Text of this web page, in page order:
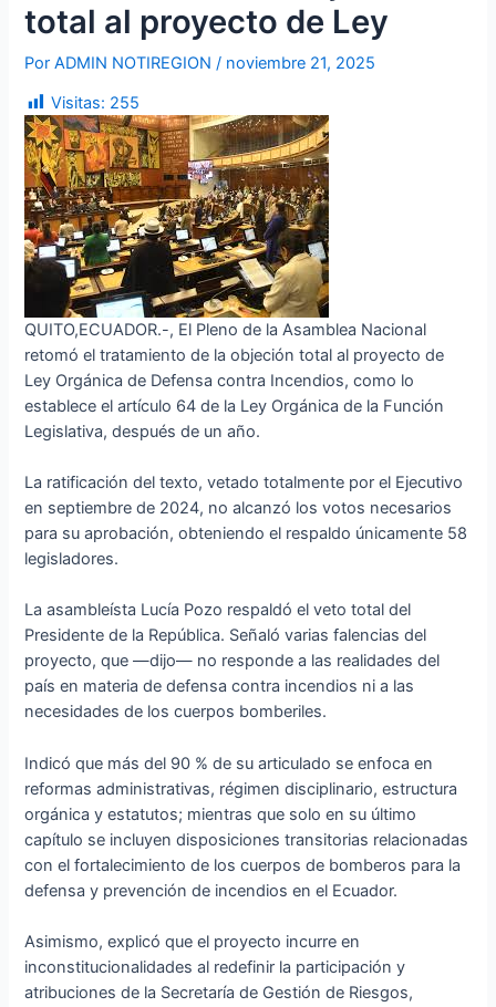
total al proyecto de Ley
PorADMIN NOTIREGION/ noviembre 21, 2025
Visitas: 255
QUITO,ECUADOR.-, El Pleno de la Asamblea Nacional
retomó el tratamiento de la objeción total al proyecto de
Ley Orgánica de Defensa contra Incendios, como lo
establece el artículo 64 de la Ley Orgánica de la Función
Legislativa, después de un año.
La ratificación del texto, vetado totalmente por el Ejecutivo
en septiembre de 2024, no alcanzó los votos necesarios
para su aprobación, obteniendo el respaldo únicamente 58
legisladores.
La asambleísta Lucía Pozo respaldó el veto total del
Presidente de la República. Señaló varias falencias del
proyecto, que —dijo— no responde a las realidades del
país en materia de defensa contra incendios ni a las
necesidades de los cuerpos bomberiles.
Indicó que más del 90 % de su articulado se enfoca en
reformas administrativas, régimen disciplinario, estructura
orgánica y estatutos; mientras que solo en su último
capítulo se incluyen disposiciones transitorias relacionadas
con el fortalecimiento de los cuerpos de bomberos para la
defensa y prevención de incendios en el Ecuador.
Asimismo, explicó que el proyecto incurre en
inconstitucionalidades al redefinir la participación y
atribuciones de la Secretaría de Gestión de Riesgos,